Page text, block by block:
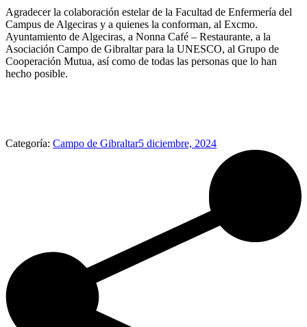
Agradecer la colaboración estelar de la Facultad de Enfermería del
Campus de Algeciras y a quienes la conforman, al Excmo.
Ayuntamiento de Algeciras, a Nonna Café – Restaurante, a la
Asociación Campo de Gibraltar para la UNESCO, al Grupo de
Cooperación Mutua, así como de todas las personas que lo han
hecho posible.
Categoría: Campo de Gibraltar5 diciembre, 2024